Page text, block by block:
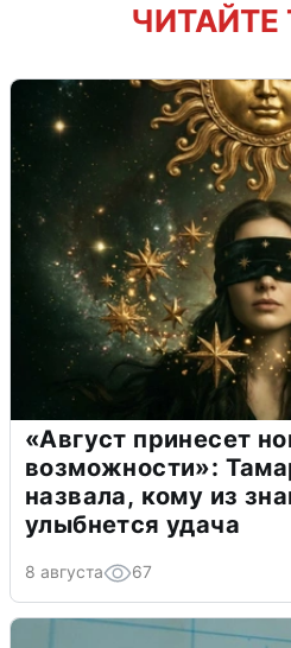
«Август принесет
возможности»:
назвала, кому из
улыбнется удача
8 августа 67